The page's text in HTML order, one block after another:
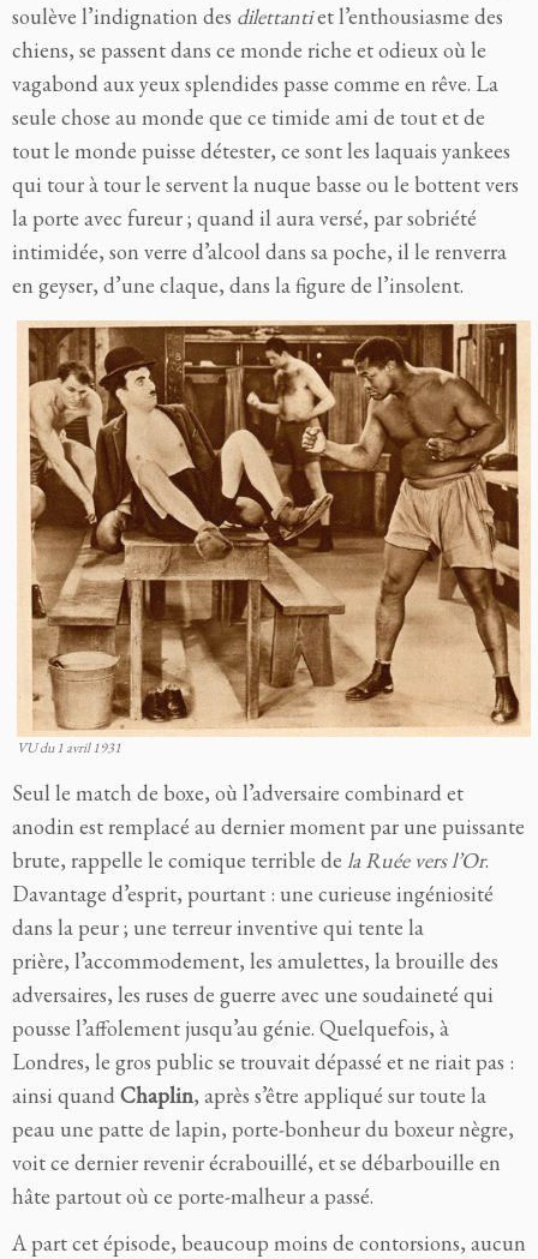
soulève l’indignation des dilettantiet l’enthousiasme des
chiens, se passent dans ce monde riche et odieux où le
vagabond aux yeux splendides passe comme en rêve. La
seule chose au monde que ce timide ami de tout et de
tout le monde puisse détester, ce sont les laquais yankees
qui tour à tour le servent la nuque basse ou le bottent vers
la porte avec fureur ; quand il aura versé, par sobriété
intimidée, son verre d’alcool dans sa poche, il le renverra
en geyser, d’une claque, dans la figure de l’insolent.
VU du 1 avril 1931
Seul le match de boxe, où l’adversaire combinard et
anodin est remplacé au dernier moment par une puissante
brute, rappelle le comique terrible de la Ruée vers l’Or.
Davantage d’esprit, pourtant : une curieuse ingéniosité
dans la peur ; une terreur inventive qui tente la
prière, l’accommodement, les amulettes, la brouille des
adversaires, les ruses de guerre avec une soudaineté qui
pousse l’affolement jusqu’au génie. Quelquefois, à
Londres, le gros public se trouvait dépassé et ne riait pas :
ainsi quandChaplin, après s’être appliqué sur toute la
peau une patte de lapin, porte-bonheur du boxeur nègre,
voit ce dernier revenir écrabouillé, et se débarbouille en
hâte partout où ce porte-malheur a passé.
A part cet épisode, beaucoup moins de contorsions, aucun